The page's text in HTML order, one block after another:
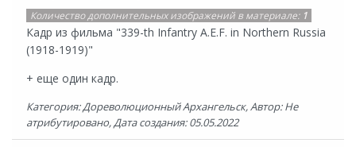
Количество дополнительных изображений в материале: 1
Кадр из фильма "339-th Infantry A.E.F. in Northern Russia
(1918-1919)"
+ еще один кадр.
Категория: Дореволюционный Архангельск, Автор: Не
атрибутировано, Дата создания: 05.05.2022